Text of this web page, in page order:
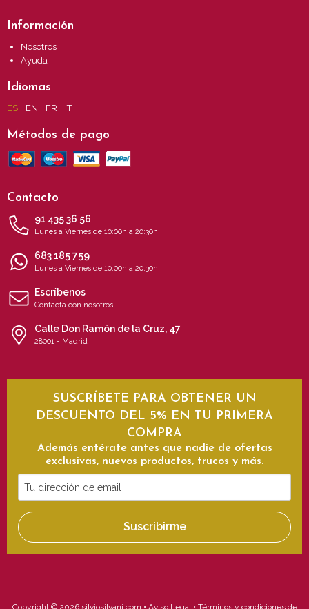
Información
Nosotros
Ayuda
Idiomas
ES EN FR IT
Métodos de pago
Contacto
91 435 36 56
Lunes a Viernes de 10:00h a 20:30h
683 185 759
Lunes a Viernes de 10:00h a 20:30h
Escríbenos
Contacta con nosotros
Calle Don Ramón de la Cruz, 47
28001 - Madrid
SUSCRÍBETE PARA OBTENER UN
DESCUENTO DEL 5% EN TU PRIMERA
COMPRA
Además entérate antes que nadie de ofertas
exclusivas, nuevos productos, trucos y más.
Tu
dirección
de
email
Suscribirme
Copyright © 2026 silviosilvani.com • Aviso Legal • Términos y condiciones de